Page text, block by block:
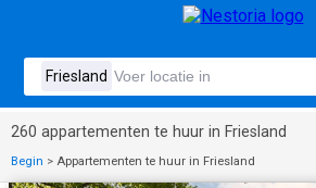
260 appartementen te huur in Friesland
Begin > Appartementen te huur in Friesland